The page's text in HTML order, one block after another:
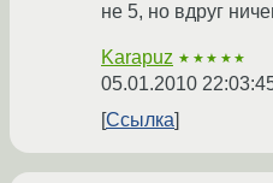
не 5, но вдруг
Karapuz ★★★★★
05.01.2010
Ссылка